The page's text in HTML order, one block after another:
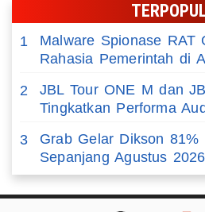
1
Malware Spionase RAT
Rahasia Pemerintah di
2
JBL Tour ONE M dan
Tingkatkan Performa
3
Grab Gelar Dikson
Sepanjang Agustus 2026